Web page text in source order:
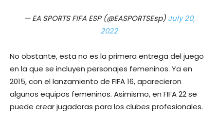
— EA SPORTS FIFA ESP (@EASPORTSEsp) July 20,
2022
No obstante, esta no es la primera entrega del juego
en la que se incluyen personajes femeninos. Ya en
2015, con el lanzamiento de FIFA 16, aparecieron
algunos equipos femeninos. Asimismo, en FIFA 22 se
puede crear jugadoras para los clubes profesionales.